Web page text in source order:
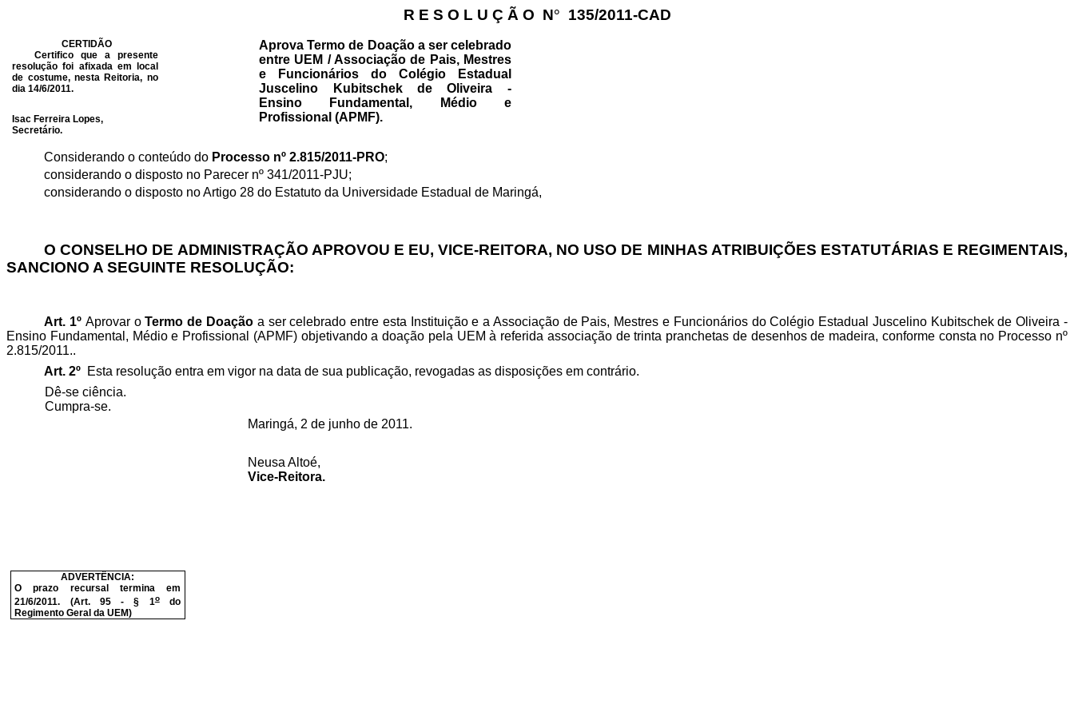
R E S O L U Ç Ã O N° 135/2011-CAD
CERTIDÃO
Certifico que a presente
resolução foi afixada em local
de costume, nesta Reitoria, no
dia 14/6/2011.
Isac Ferreira Lopes,
Secretário.
Aprova Termo de Doação a ser celebrado
entre UEM / Associação de Pais, Mestres
e Funcionários do Colégio Estadual
Juscelino Kubitschek de Oliveira -
Ensino Fundamental, Médio e
Profissional (APMF).
Considerando o conteúdo do Processo nº 2.815/2011-PRO;
considerando o disposto no Parecer nº 341/2011-PJU;
considerando o disposto no Artigo 28 do Estatuto da Universidade Estadual de Maringá,
O CONSELHO DE ADMINISTRAÇÃO APROVOU E EU, VICE-REITORA, NO USO DE MINHAS ATRIBUIÇÕES ESTATUTÁRIAS E REGIMENTAIS,
SANCIONO A SEGUINTE RESOLUÇÃO:
Art. 1º Aprovar oTermo de Doaçãoa ser celebrado entre esta Instituição e a Associação de Pais, Mestres e Funcionários do Colégio Estadual Juscelino Kubitschek de Oliveira -
Ensino Fundamental, Médio e Profissional (APMF) objetivando a doação pela UEM à referida associação de trinta pranchetas de desenhos de madeira, conforme consta no Processo nº
2.815/2011..
Art. 2º Esta resolução entra em vigor na data de sua publicação, revogadas as disposições em contrário.
Dê-se ciência.
Cumpra-se.
Maringá, 2 de junho de 2011.
Neusa Altoé,
Vice-Reitora.
ADVERTÊNCIA:
O prazo recursal termina em
21/6/2011. (Art. 95 - § 1odo
Regimento Geral da UEM)